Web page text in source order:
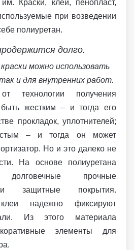
Краски, клеи, пенопласт,
при возведении
полиуретан.
можно использовать
и для внутренних работ.
технологии получения
жестким – и тогда его
прокладок, уплотнителей;
– и тогда он может
Но и это далеко не
На основе полиуретана
долговечные прочные
и защитные покрытия.
клеи надежно фиксируют
Из этого материала
элементы для